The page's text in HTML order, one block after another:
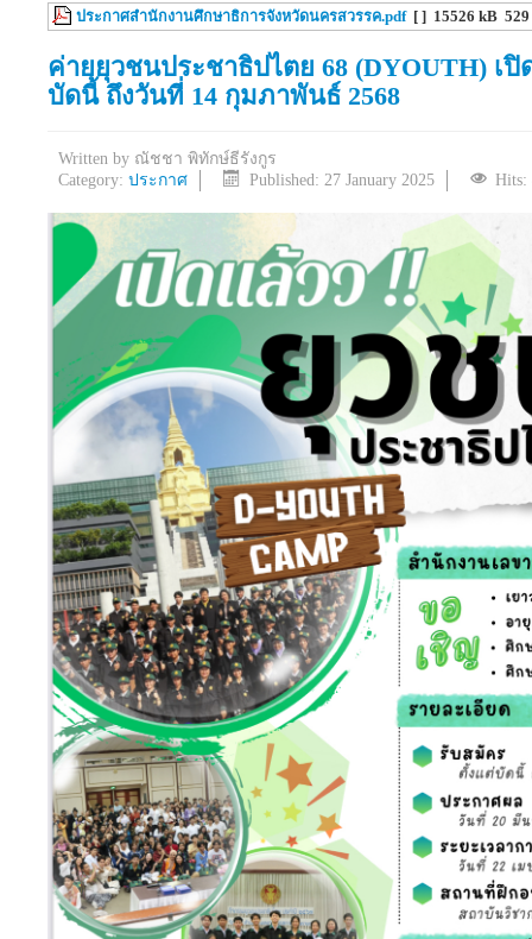
ประกาศสำนักงานศึกษาธิการจังหวัดนครสวรรค.pdf [ ] 15526 kB
ค่ายยุวชนประชาธิปไตย 68 (DYOUTH) เ
บัดนี้ ถึงวันที่ 14 กุมภาพันธ์ 2568
Written by ณัชชา พิทักษ์ธีรังกูร
Category: ประกาศ Published: 27 January 2025 Hits: